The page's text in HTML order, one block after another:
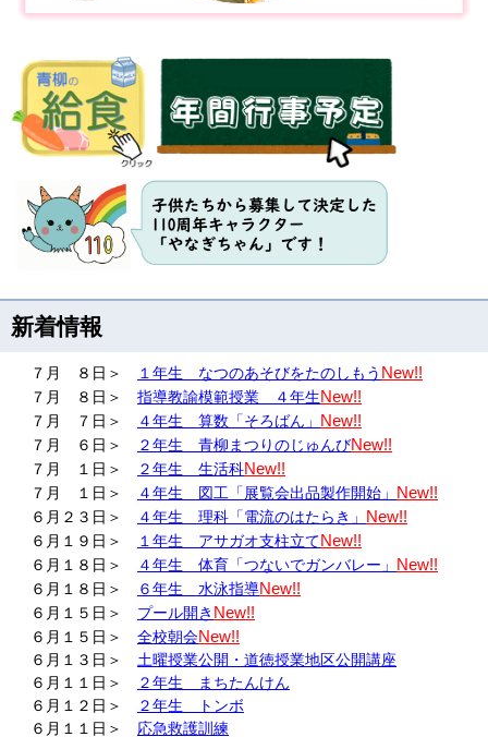
新着情報
７月 ８日＞ １年生 なつのあそびをたのしもう New!!
７月 ８日＞ 指導教諭模範授業 ４年生New!!
７月 ７日＞ ４年生 算数「そろばん」 New!!
７月 ６日＞ ２年生 青柳まつりのじゅんびNew!!
７月 １日＞ ２年生 生活科New!!
７月 １日＞ ４年生 図工「展覧会出品製作開始」 New!!
６月２３日＞ ４年生 理科「電流のはたらき」 New!!
６月１９日＞ １年生 アサガオ支柱立てNew!!
６月１８日＞ ４年生 体育「つないでガンバレー」 New!!
６月１８日＞ ６年生 水泳指導New!!
６月１５日＞ プール開き New!!
６月１５日＞ 全校朝会New!!
６月１３日＞ 土曜授業公開・道徳授業地区公開講座
６月１１日＞
２年生 まちたんけん
６月１２日＞
２年生 トンボ
６月１１日＞ 応急救護訓練